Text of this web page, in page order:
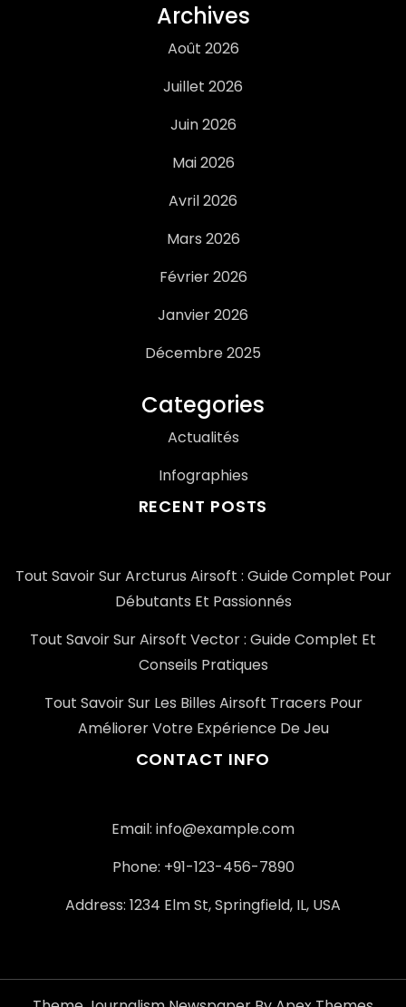
Archives
Août 2026
Juillet 2026
Juin 2026
Mai 2026
Avril 2026
Mars 2026
Février 2026
Janvier 2026
Décembre 2025
Categories
Actualités
Infographies
RECENT POSTS
Tout Savoir Sur Arcturus Airsoft : Guide Complet Pour
Débutants Et Passionnés
Tout Savoir Sur Airsoft Vector : Guide Complet Et
Conseils Pratiques
Tout Savoir Sur Les Billes Airsoft Tracers Pour
Améliorer Votre Expérience De Jeu
CONTACT INFO
Email: info@example.com
Phone: +91-123-456-7890
Address: 1234 Elm St, Springfield, IL, USA